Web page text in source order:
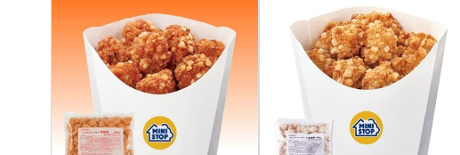
特定商取引法表示について
プライバシーポリシー
発売日順
価格が安い
価格が高い